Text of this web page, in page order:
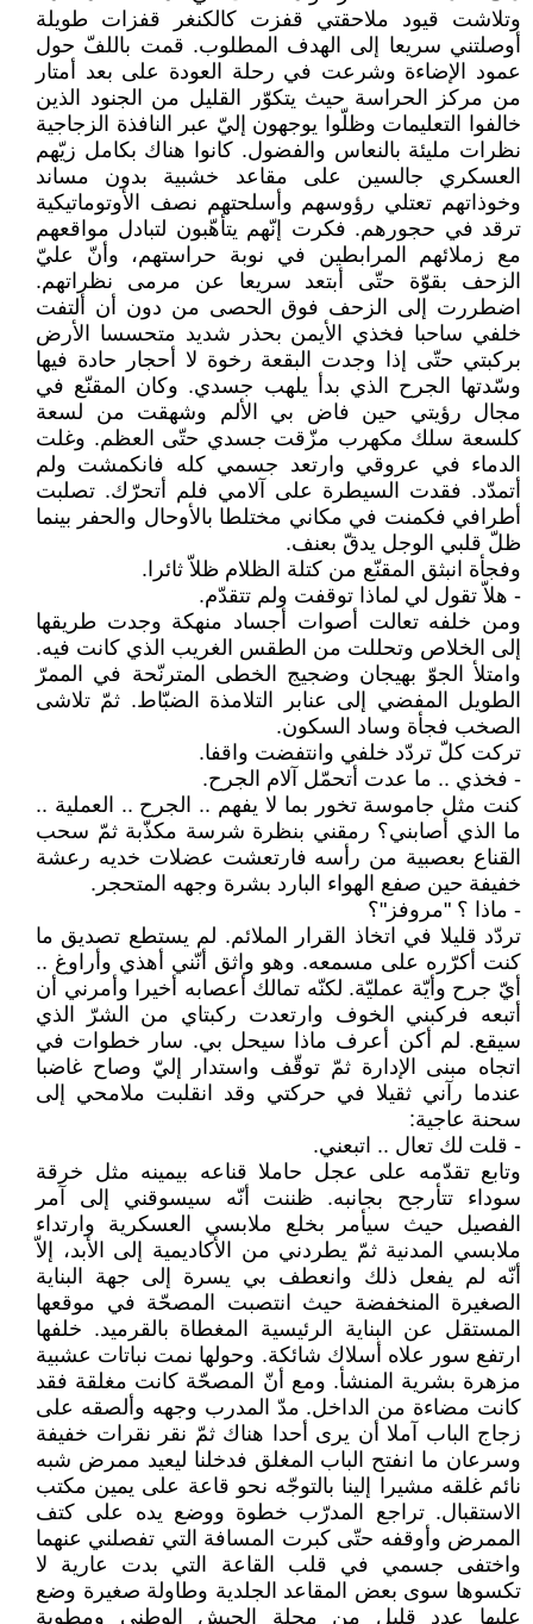
وتلاشت قيود ملاحقتي قفزت كالكنغر قفزات طويلة
أوصلتني سريعا إلى الهدف المطلوب. قمت باللفّ حول
عمود الإضاءة وشرعت في رحلة العودة على بعد أمتار
من مركز الحراسة حيث يتكوّر القليل من الجنود الذين
خالفوا التعليمات وظلّوا يوجهون إليّ عبر النافذة الزجاجية
نظرات مليئة بالنعاس والفضول. كانوا هناك بكامل زيّهم
العسكري جالسين على مقاعد خشبية بدون مساند
وخوذاتهم تعتلي رؤوسهم وأسلحتهم نصف الأوتوماتيكية
ترقد في حجورهم. فكرت إنّهم يتأهّبون لتبادل مواقعهم
مع زملائهم المرابطين في نوبة حراستهم، وأنّ عليّ
الزحف بقوّة حتّى أبتعد سريعا عن مرمى نظراتهم.
اضطررت إلى الزحف فوق الحصى من دون أن ألتفت
خلفي ساحبا فخذي الأيمن بحذر شديد متحسسا الأرض
بركبتي حتّى إذا وجدت البقعة رخوة لا أحجار حادة فيها
وسّدتها الجرح الذي بدأ يلهب جسدي. وكان المقنّع في
مجال رؤيتي حين فاض بي الألم وشهقت من لسعة
كلسعة سلك مكهرب مزّقت جسدي حتّى العظم. وغلت
الدماء في عروقي وارتعد جسمي كله فانكمشت ولم
أتمدّد. فقدت السيطرة على آلامي فلم أتحرّك. تصلبت
أطرافي فكمنت في مكاني مختلطا بالأوحال والحفر بينما
ظلّ قلبي الوجل يدقّ بعنف.
وفجأة انبثق المقنّع من كتلة الظلام ظلاّ ثائرا.
- هلاّ تقول لي لماذا توقفت ولم تتقدّم.
ومن خلفه تعالت أصوات أجساد منهكة وجدت طريقها
إلى الخلاص وتحللت من الطقس الغريب الذي كانت فيه.
وامتلأ الجوّ بهيجان وضجيج الخطى المترنّحة في الممرّ
الطويل المفضي إلى عنابر التلامذة الضبّاط. ثمّ تلاشى
الصخب فجأة وساد السكون.
تركت كلّ تردّد خلفي وانتفضت واقفا.
- فخذي .. ما عدت أتحمّل آلام الجرح.
كنت مثل جاموسة تخور بما لا يفهم .. الجرح .. العملية ..
ما الذي أصابني؟ رمقني بنظرة شرسة مكذّبة ثمّ سحب
القناع بعصبية من رأسه فارتعشت عضلات خديه رعشة
خفيفة حين صفع الهواء البارد بشرة وجهه المتحجر.
- ماذا ؟ "مروفز"؟
تردّد قليلا في اتخاذ القرار الملائم. لم يستطع تصديق ما
كنت أكرّره على مسمعه. وهو واثق أنّني أهذي وأراوغ ..
أيّ جرح وأيّة عمليّة. لكنّه تمالك أعصابه أخيرا وأمرني أن
أتبعه فركبني الخوف وارتعدت ركبتاي من الشرّ الذي
سيقع. لم أكن أعرف ماذا سيحل بي. سار خطوات في
اتجاه مبنى الإدارة ثمّ توقّف واستدار إليّ وصاح غاضبا
عندما رآني ثقيلا في حركتي وقد انقلبت ملامحي إلى
سحنة عاجية:
- قلت لك تعال .. اتبعني.
وتابع تقدّمه على عجل حاملا قناعه بيمينه مثل خرقة
سوداء تتأرجح بجانبه. ظننت أنّه سيسوقني إلى آمر
الفصيل حيث سيأمر بخلع ملابسي العسكرية وارتداء
ملابسي المدنية ثمّ يطردني من الأكاديمية إلى الأبد، إلاّ
أنّه لم يفعل ذلك وانعطف بي يسرة إلى جهة البناية
الصغيرة المنخفضة حيث انتصبت المصحّة في موقعها
المستقل عن البناية الرئيسية المغطاة بالقرميد. خلفها
ارتفع سور علاه أسلاك شائكة. وحولها نمت نباتات عشبية
مزهرة بشرية المنشأ. ومع أنّ المصحّة كانت مغلقة فقد
كانت مضاءة من الداخل. مدّ المدرب وجهه وألصقه على
زجاج الباب آملا أن يرى أحدا هناك ثمّ نقر نقرات خفيفة
وسرعان ما انفتح الباب المغلق فدخلنا ليعيد ممرض شبه
نائم غلقه مشيرا إلينا بالتوجّه نحو قاعة على يمين مكتب
الاستقبال. تراجع المدرّب خطوة ووضع يده على كتف
الممرض وأوقفه حتّى كبرت المسافة التي تفصلني عنهما
واختفى جسمي في قلب القاعة التي بدت عارية لا
تكسوها سوى بعض المقاعد الجلدية وطاولة صغيرة وضع
عليها عدد قليل من مجلة الجيش الوطني ومطوية